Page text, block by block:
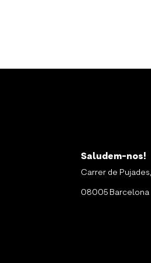
Saludem-nos!
Carrer de
08005 Barcelona